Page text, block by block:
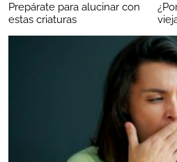
Prepárate para alucinar con
estas criaturas